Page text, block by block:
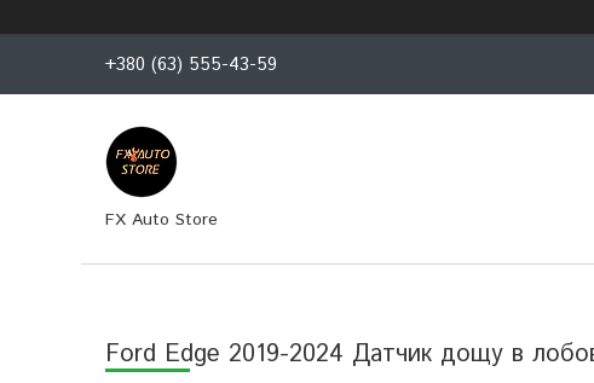
+380 (63) 555-43-59
FX Auto Store
Ford Edge 2019-2024 Датчик дощу в